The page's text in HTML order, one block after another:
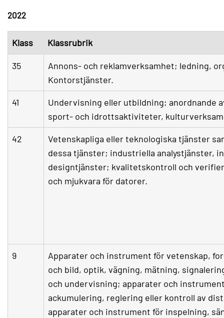
2022
Klass Klassrubrik
35
Annons- och reklamverksamhet; ledning,
Kontorstjänster.
41
Undervisning eller utbildning; anordnande
sport- och idrottsaktiviteter,
42
Vetenskapliga eller teknologiska tjänster
dessa tjänster; industriella analystjänster,
designtjänster; kvalitetskontroll och
och mjukvara för datorer.
9
Apparater och instrument för vetenskap,
och bild, optik, vägning, mätning,
och undervisning; apparater och
ackumulering, reglering eller kontroll av
apparater och instrument för inspelning,